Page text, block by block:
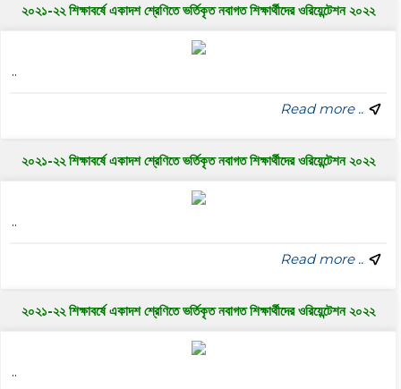
২০২১-২২ শিক্ষাবর্ষে একাদশ শ্রেণিতে ভর্তিকৃত নবাগত শিক্ষার্থীদের ওরিয়েন্টেশন ২০২২
..
Read more ..
২০২১-২২ শিক্ষাবর্ষে একাদশ শ্রেণিতে ভর্তিকৃত নবাগত শিক্ষার্থীদের ওরিয়েন্টেশন ২০২২
..
Read more ..
২০২১-২২ শিক্ষাবর্ষে একাদশ শ্রেণিতে ভর্তিকৃত নবাগত শিক্ষার্থীদের ওরিয়েন্টেশন ২০২২
..